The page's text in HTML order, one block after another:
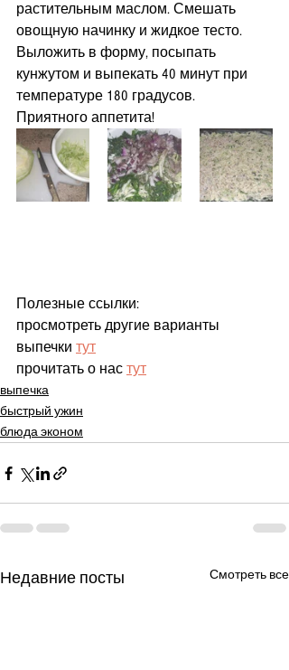
растительным маслом. Смешать
овощную начинку и жидкое тесто.
Выложить в форму, посыпать
кунжутом и выпекать 40 минут при
температуре 180 градусов.
Приятного аппетита!
Полезные ссылки:
просмотреть другие варианты
выпечки тут
прочитать о нас тут
выпечка
быстрый ужин
блюда эконом
Недавние посты Смотреть все